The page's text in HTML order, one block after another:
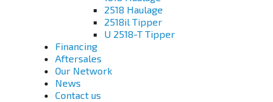
2518 Haulage
2518il Tipper
U 2518-T Tipper
Financing
Aftersales
Our Network
News
Contact us